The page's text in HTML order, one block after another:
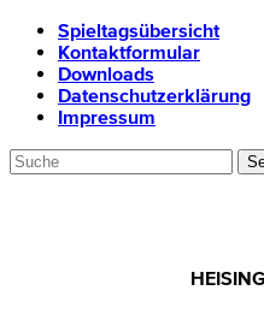
Spieltagsübersicht
Kontaktformular
Downloads
Datenschutzerklärung
Impressum